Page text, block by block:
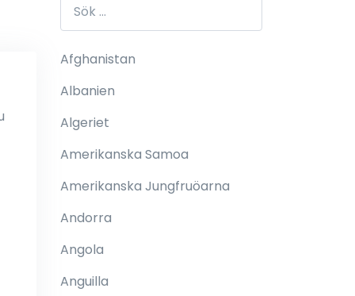
Afghanistan
Albanien
Algeriet
Amerikanska Samoa
Amerikanska Jungfruöarna
Andorra
Angola
Anguilla